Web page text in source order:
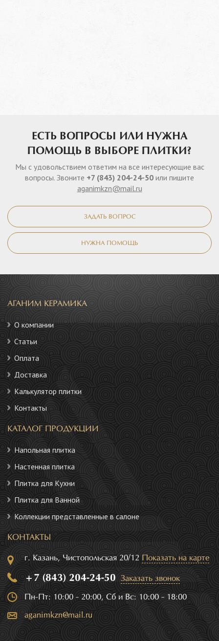
ЕСТЬ ВОПРОСЫ ИЛИ НУЖНА
ПОМОЩЬ В ВЫБОРЕ ПЛИТКИ?
Мы с удовольствием ответим на все интересующие вас
вопросы. Звоните +7 (843) 204-24-50 или пишите
aganimkzn@mail.ru
ЗАДАТЬ ВОПРОС
НУЖНА ПОМОЩЬ
АГАНИМ КЕРАМИКА
О компании
Статьи
Оплата
Доставка
Калькулятор плитки
Контакты
КАТАЛОГ ПРОДУКЦИИ
Напольная плитка
Настенная плитка
Плитка для Кухни
Плитка для Ванной
Коллекции представленные в салоне
КОНТАКТЫ
г. Казань, Чистопольская 20/12 Показать на карте
+7 (843) 204-24-50 Заказать звонок
Пн-Пт: 10:00 - 20:00, Сб и Вс: 10:00 - 18:00
aganimkzn@mail.ru